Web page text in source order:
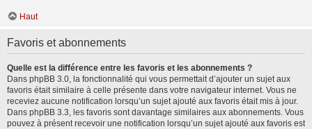
Haut
Favoris et abonnements
Quelle est la différence entre les favoris et les abonnements ?
Dans phpBB 3.0, la fonctionnalité qui vous permettait d’ajouter un sujet aux
favoris était similaire à celle présente dans votre navigateur internet. Vous ne
receviez aucune notification lorsqu’un sujet ajouté aux favoris était mis à jour.
Dans phpBB 3.3, les favoris sont davantage similaires aux abonnements. Vous
pouvez à présent recevoir une notification lorsqu’un sujet ajouté aux favoris est